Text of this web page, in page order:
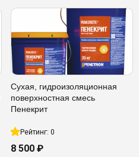
Сухая, гидроизоляционная
поверхностная смесь
Пенекрит
Рейтинг: 0
8 500 ₽